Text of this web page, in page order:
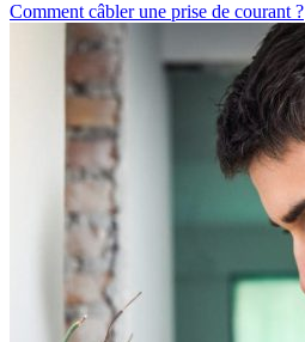
Comment câbler une prise de courant ?